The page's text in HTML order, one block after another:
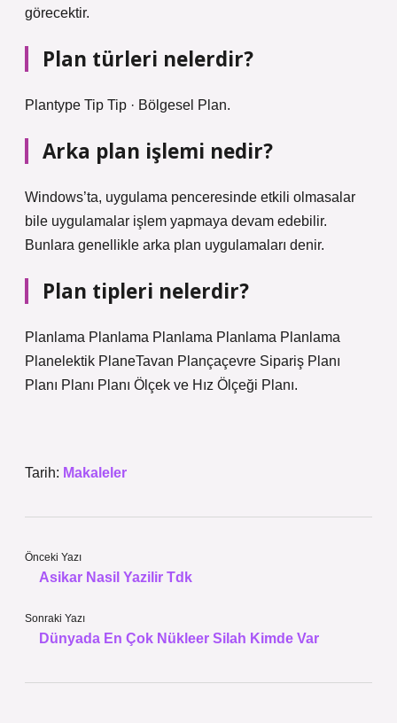
görecektir.
Plan türleri nelerdir?
Plantype Tip Tip · Bölgesel Plan.
Arka plan işlemi nedir?
Windows’ta, uygulama penceresinde etkili olmasalar
bile uygulamalar işlem yapmaya devam edebilir.
Bunlara genellikle arka plan uygulamaları denir.
Plan tipleri nelerdir?
Planlama Planlama Planlama Planlama Planlama
Planelektik PlaneTavan Plançaçevre Sipariş Planı
Planı Planı Planı Ölçek ve Hız Ölçeği Planı.
Tarih: Makaleler
Önceki Yazı
Asikar Nasil Yazilir Tdk
Sonraki Yazı
Dünyada En Çok Nükleer Silah Kimde Var